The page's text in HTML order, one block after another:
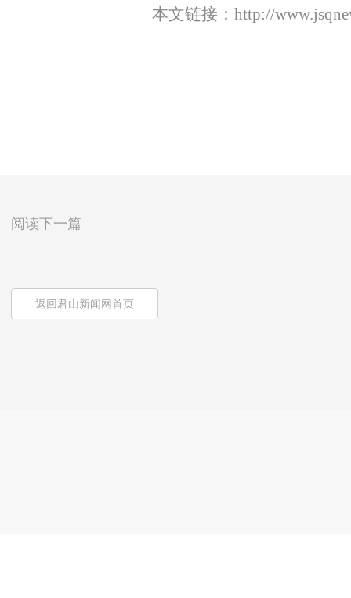
本文链接： http://
阅读下一篇
返回君山新闻网首页